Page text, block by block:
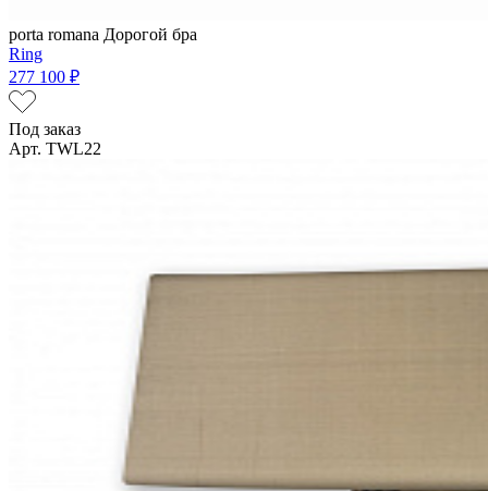
porta romana Дорогой бра
Ring
277 100 ₽
Под заказ
Арт. TWL22